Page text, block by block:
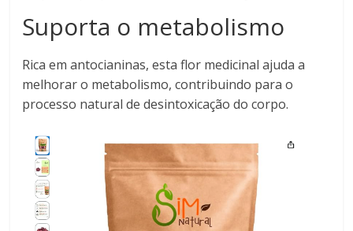
Suporta o metabolismo
Rica em antocianinas, esta flor medicinal ajuda a
melhorar o metabolismo, contribuindo para o
processo natural de desintoxicação do corpo.